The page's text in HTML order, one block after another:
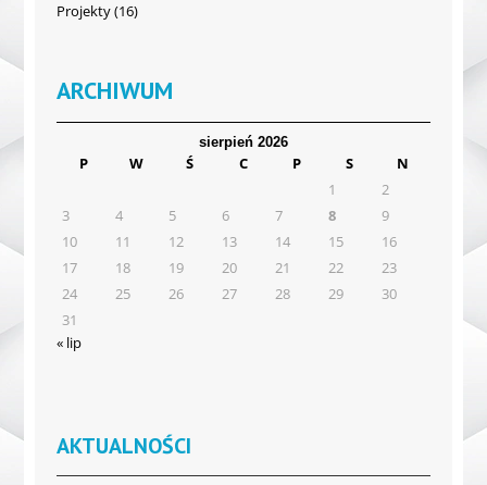
Projekty(16)
ARCHIWUM
sierpień 2026
P W Ś C P S
N
1
2
3
4 5 6 7 8
9
10
11 12 13 14 15
16
17
18 19 20 21 22
23
24
25 26 27 28 29
30
31
« lip
AKTUALNOŚCI